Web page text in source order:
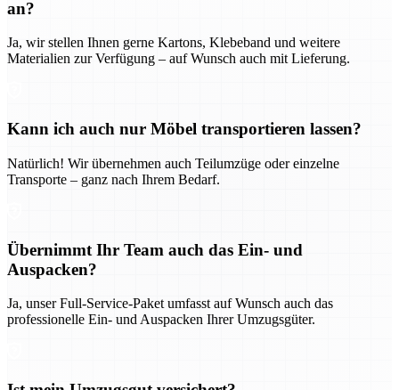
an?
Ja, wir stellen Ihnen gerne Kartons, Klebeband und weitere
Materialien zur Verfügung – auf Wunsch auch mit Lieferung.
Kann ich auch nur Möbel transportieren lassen?
Natürlich! Wir übernehmen auch Teilumzüge oder einzelne
Transporte – ganz nach Ihrem Bedarf.
Übernimmt Ihr Team auch das Ein- und
Auspacken?
Ja, unser Full-Service-Paket umfasst auf Wunsch auch das
professionelle Ein- und Auspacken Ihrer Umzugsgüter.